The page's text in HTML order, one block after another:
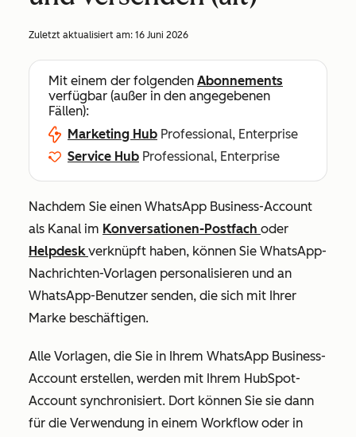
Zuletzt aktualisiert am: 16 Juni 2026
Mit einem der folgenden Abonnements
verfügbar (außer in den angegebenen
Fällen):
Marketing Hub Professional, Enterprise
Service Hub Professional, Enterprise
Nachdem Sie einen WhatsApp Business-Account
als Kanal im Konversationen-Postfach oder
Helpdeskverknüpft haben, können Sie WhatsApp-
Nachrichten-Vorlagen personalisieren und an
WhatsApp-Benutzer senden, die sich mit Ihrer
Marke beschäftigen.
Alle Vorlagen, die Sie in Ihrem WhatsApp Business-
Account erstellen, werden mit Ihrem HubSpot-
Account synchronisiert. Dort können Sie sie dann
für die Verwendung in einem Workflow oder in